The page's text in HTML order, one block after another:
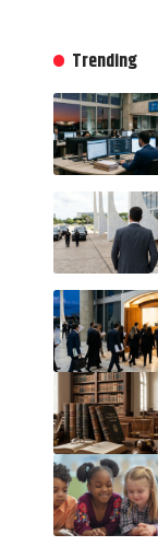
Trending